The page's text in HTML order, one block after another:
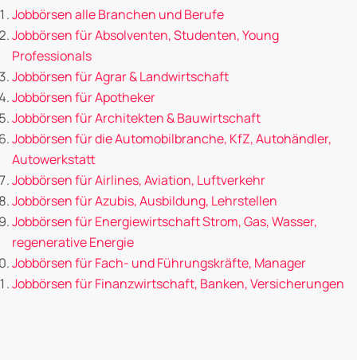
Jobbörsen alle Branchen und Berufe
Jobbörsen für Absolventen, Studenten, Young
Professionals
Jobbörsen für Agrar & Landwirtschaft
Jobbörsen für Apotheker
Jobbörsen für Architekten & Bauwirtschaft
Jobbörsen für die Automobilbranche, KfZ, Autohändler,
Autowerkstatt
Jobbörsen für Airlines, Aviation, Luftverkehr
Jobbörsen für Azubis, Ausbildung, Lehrstellen
Jobbörsen für Energiewirtschaft Strom, Gas, Wasser,
regenerative Energie
Jobbörsen für Fach- und Führungskräfte, Manager
Jobbörsen für Finanzwirtschaft, Banken, Versicherungen